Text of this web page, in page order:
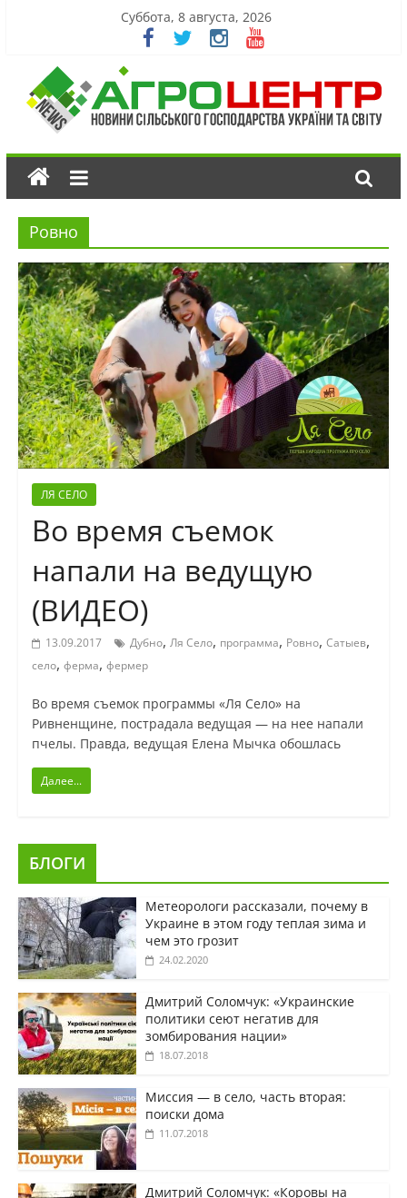
Суббота, 8 августа, 2026
Ровно
ЛЯ СЕЛО
Во время съемок
напали на ведущую
(ВИДЕО)
13.09.2017 Дубно, Ля Село, программа, Ровно, Сатыев,
село, ферма, фермер
Во время съемок программы «Ля Село» на
Ривненщине, пострадала ведущая — на нее напали
пчелы. Правда, ведущая Елена Мычка обошлась
Далее...
БЛОГИ
Метеорологи рассказали, почему в
Украине в этом году теплая зима и
чем это грозит
24.02.2020
Дмитрий Соломчук: «Украинские
политики сеют негатив для
зомбирования нации»
18.07.2018
Миссия — в село, часть вторая:
поиски дома
11.07.2018
Дмитрий Соломчук: «Коровы на